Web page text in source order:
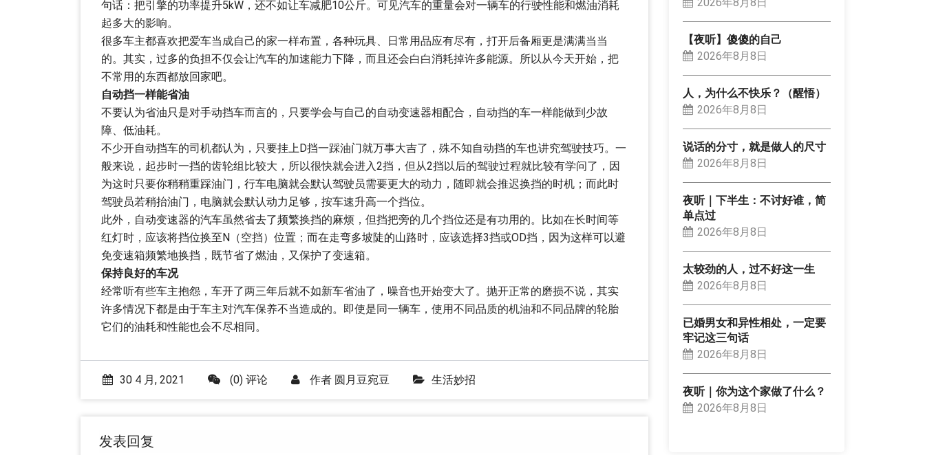
句话：把引擎的功率提升5kW，还不如让车减肥10公斤。可见汽车的重量会对一辆车的行驶性能和燃油消耗
起多大的影响。
很多车主都喜欢把爱车当成自己的家一样布置，各种玩具、日常用品应有尽有，打开后备厢更是满满当当
的。其实，过多的负担不仅会让汽车的加速能力下降，而且还会白白消耗掉许多能源。所以从今天开始，把
不常用的东西都放回家吧。
自动挡一样能省油
不要认为省油只是对手动挡车而言的，只要学会与自己的自动变速器相配合，自动挡的车一样能做到少故
障、低油耗。
不少开自动挡车的司机都认为，只要挂上D挡一踩油门就万事大吉了，殊不知自动挡的车也讲究驾驶技巧。一
般来说，起步时一挡的齿轮组比较大，所以很快就会进入2挡，但从2挡以后的驾驶过程就比较有学问了，因
为这时只要你稍稍重踩油门，行车电脑就会默认驾驶员需要更大的动力，随即就会推迟换挡的时机；而此时
驾驶员若稍抬油门，电脑就会默认动力足够，按车速升高一个挡位。
此外，自动变速器的汽车虽然省去了频繁换挡的麻烦，但挡把旁的几个挡位还是有功用的。比如在长时间等
红灯时，应该将挡位换至N（空挡）位置；而在走弯多坡陡的山路时，应该选择3挡或OD挡，因为这样可以避
免变速箱频繁地换挡，既节省了燃油，又保护了变速箱。
保持良好的车况
经常听有些车主抱怨，车开了两三年后就不如新车省油了，噪音也开始变大了。抛开正常的磨损不说，其实
许多情况下都是由于车主对汽车保养不当造成的。即使是同一辆车，使用不同品质的机油和不同品牌的轮胎
它们的油耗和性能也会不尽相同。
30 4 月, 2021 (0) 评论 作者 圆月豆宛豆 生活妙招
发表回复
【夜听】傻傻的自己
2026年8月8日
人，为什么不快乐？（醒悟）
2026年8月8日
说话的分寸，就是做人的尺寸
2026年8月8日
夜听｜下半生：不讨好谁，简
单点过
2026年8月8日
太较劲的人，过不好这一生
2026年8月8日
已婚男女和异性相处，一定要
牢记这三句话
2026年8月8日
夜听｜你为这个家做了什么？
2026年8月8日